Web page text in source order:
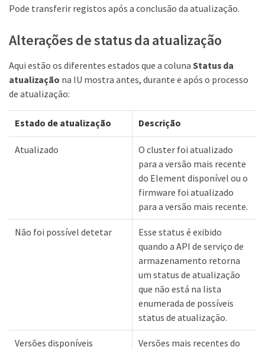
Pode transferir registos após a conclusão da atualização.
Alterações de status da atualização
Aqui estão os diferentes estados que a coluna Status da
atualização na IU mostra antes, durante e após o processo
de atualização:
Estado de atualização Descrição
Atualizado
O cluster foi atualizado
para a versão mais recente
do Element disponível ou o
firmware foi atualizado
para a versão mais recente.
Não foi possível detetar
Esse status é exibido
quando a API de serviço de
armazenamento retorna
um status de atualização
que não está na lista
enumerada de possíveis
status de atualização.
Versões disponíveis
Versões mais recentes do